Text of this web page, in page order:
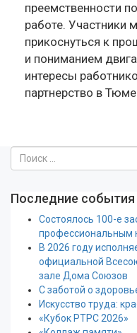
преемственности
работе. Участники
прикоснуться к
и пониманием
интересы
партнерство в
Последние события
Состоялось 100-е
профессиональным
В 2026 году
официальной
зале Дома Союзов
С заботой о
Искусство труда:
«Кубок РТРС 2026»